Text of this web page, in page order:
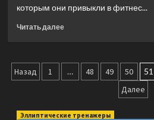
которым они привыкли в фитнес...
Читать далееПрочитать
тренажер
Matrix
(Лучшая
Пагинация
Назад 1 … 48 49 50 51
Далее
Эллиптические тренажеры